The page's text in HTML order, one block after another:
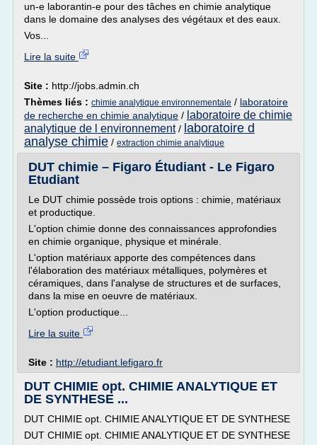
un-e laborantin-e pour des tâches en chimie analytique
dans le domaine des analyses des végétaux et des eaux.
Vos...
Lire la suite
Site : http://jobs.admin.ch
Thèmes liés : chimie analytique environnementale / laboratoire
de recherche en chimie analytique / laboratoire de chimie
analytique de l environnement/ laboratoire d
analyse chimie / extraction chimie analytique
DUT chimie – Figaro Étudiant - Le Figaro
Etudiant
Le DUT chimie possède trois options : chimie, matériaux
et productique.
L'option chimie donne des connaissances approfondies
en chimie organique, physique et minérale.
L'option matériaux apporte des compétences dans
l'élaboration des matériaux métalliques, polymères et
céramiques, dans l'analyse de structures et de surfaces,
dans la mise en oeuvre de matériaux.
L'option productique...
Lire la suite
Site : http://etudiant.lefigaro.fr
DUT CHIMIE opt. CHIMIE ANALYTIQUE ET
DE SYNTHESE ...
DUT CHIMIE opt. CHIMIE ANALYTIQUE ET DE SYNTHESE
DUT CHIMIE opt. CHIMIE ANALYTIQUE ET DE SYNTHESE